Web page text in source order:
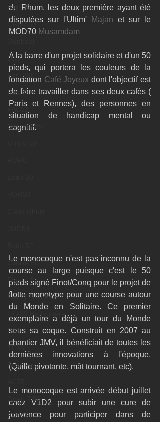
Farr 30
ORMA60
D35
Farr 280
Fast 40
Ocean Fifty
Classe 50
Figaro 3
Flying Phantom
L&#39;Hydroptère
F18
TF35
Business
Open 7.50
ETF26
du Rhum, les deux première ayant été
disputées sur l'Ultim'
Majan et sur le
MOD70 Musamdam
A la barre d'un projet solidaire et d'un 50
pieds, qui portera les couleurs de la
fondation Café Joyeux dont l'objectif est
de faire travailler dans ses deux cafés (
Paris et Rennes), des personnes en
situation de handicap mental ou
cognitif.
Le monocoque n'est pas inconnu de la
course au large puisque c'est le 50
pieds signé Finot/Conq pour le projet de
flotte monotype pour une course autour
du Monde en Solitaire. Ce premier
exemplaire a déjà un tour du Monde
sous sa coque. Construit en 2007 au
chantier JMV, il bénéficiait de toutes les
dernières innovations à l'époque.
(Quille pivotante, mât tournant, etc).
Le monocoque est arrivée début juillet
chez V1D2 pour subir une cure de
jouvence pour participer dans de